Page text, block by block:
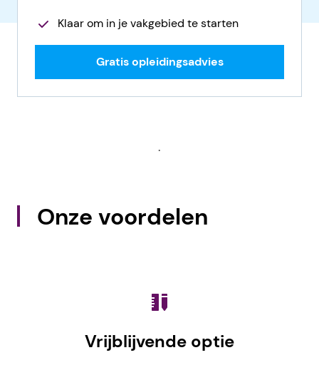
Klaar om in je vakgebied te starten
Gratis opleidingsadvies
.
Onze voordelen
Vrijblijvende optie